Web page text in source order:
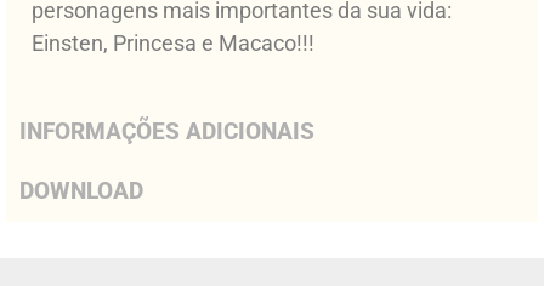
personagens mais importantes da sua vida:
Einsten, Princesa e Macaco!!!
INFORMAÇÕES ADICIONAIS
DOWNLOAD